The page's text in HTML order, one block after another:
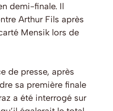
demi-finale. Il
Arthur Fils après
Mensik lors de
de presse, après
sa première finale
a été interrogé sur